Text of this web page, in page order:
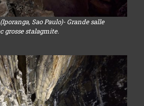
Sao Paulo)- Grande salle
grosse stalagmite.